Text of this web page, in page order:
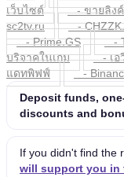
เว็บไซต์
- ขายลิงค์
sc2tv.ru
-
- Prime.GS
-
บริจาคในเกม
- เอ
แดทพิฟฟ์
-
Deposit funds,
discounts and
If you didn't find the
will support you in